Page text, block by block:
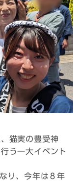
猫実の豊受神
う一大イベント
り、今年は８年